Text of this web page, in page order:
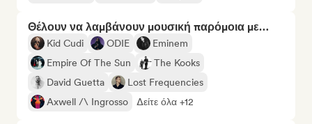
Θέλουν να λαμβάνουν μουσική παρόμοια με…
Kid Cudi ODIE
Eminem
Empire Of The Sun
The Kooks
David Guetta
Lost Frequencies
Axwell /\ Ingrosso
Δείτε όλα +12